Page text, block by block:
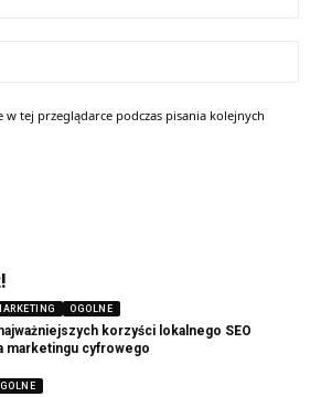
w tej przeglądarce podczas pisania kolejnych
OGOLNE
korzyści lokalnego SEO
marketingu cyfrowego